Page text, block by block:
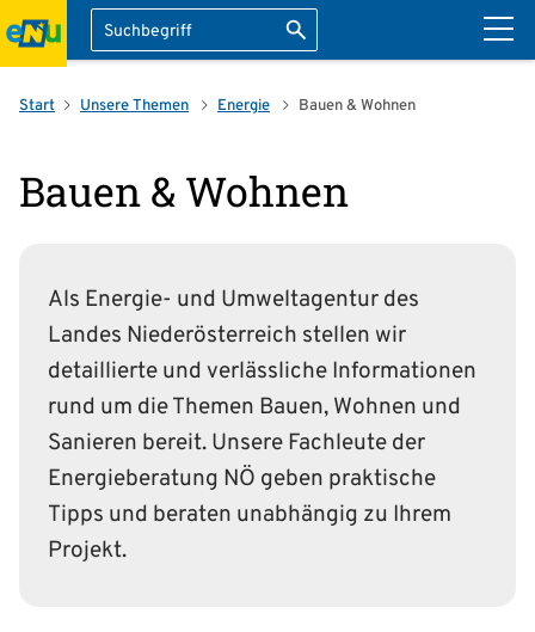
Suche Suche starten
überspringen
Start Unsere Themen Energie Bauen & Wohnen
Bauen & Wohnen
Als Energie- und Umweltagentur des
Landes Niederösterreich stellen wir
detaillierte und verlässliche Informationen
rund um die Themen Bauen, Wohnen und
Sanieren bereit. Unsere Fachleute der
Energie­beratung NÖ geben praktische
Tipps und beraten unabhängig zu Ihrem
Projekt.